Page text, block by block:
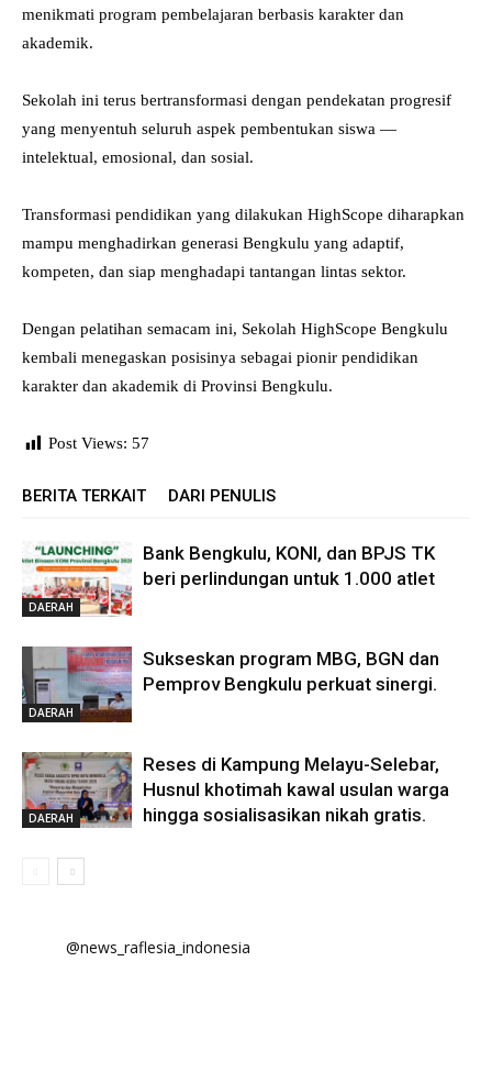
menikmati program pembelajaran berbasis karakter dan
akademik.
Sekolah ini terus bertransformasi dengan pendekatan progresif
yang menyentuh seluruh aspek pembentukan siswa —
intelektual, emosional, dan sosial.
Transformasi pendidikan yang dilakukan HighScope diharapkan
mampu menghadirkan generasi Bengkulu yang adaptif,
kompeten, dan siap menghadapi tantangan lintas sektor.
Dengan pelatihan semacam ini, Sekolah HighScope Bengkulu
kembali menegaskan posisinya sebagai pionir pendidikan
karakter dan akademik di Provinsi Bengkulu.
Post Views: 57
BERITA TERKAIT DARI PENULIS
DAERAH
Bank Bengkulu, KONI, dan BPJS TK
beri perlindungan untuk 1.000 atlet
DAERAH
Sukseskan program MBG, BGN dan
Pemprov Bengkulu perkuat sinergi.
DAERAH
Reses di Kampung Melayu-Selebar,
Husnul khotimah kawal usulan warga
hingga sosialisasikan nikah gratis.
@news_raflesia_indonesia